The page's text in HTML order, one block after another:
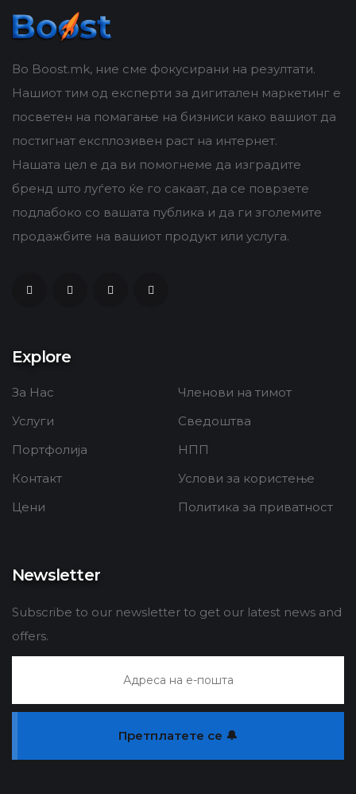
Во Boost.mk, ние сме фокусирани на резултати.
Нашиот тим од експерти за дигитален маркетинг е
посветен на помагање на бизниси како вашиот да
постигнат експлозивен раст на интернет.
Нашата цел е да ви помогнеме да изградите
бренд што луѓето ќе го сакаат, да се поврзете
подлабоко со вашата публика и да ги зголемите
продажбите на вашиот продукт или услуга.
Explore
За Нас
Членови на тимот
Услуги
Сведоштва
Портфолија
НПП
Контакт
Услови за користење
Цени
Политика за приватност
Newsletter
Subscribe to our newsletter to get our latest news and
offers.
Претплатете се 🔔